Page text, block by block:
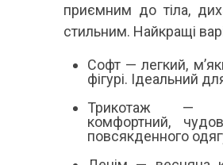
приємним до тіла,
стильним. Найкращі
Софт — легкий,
фігурі. Ідеальний
Трикотаж —
комфортний,
повсякденного